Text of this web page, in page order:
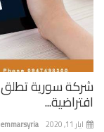
سورية تطلق
emmarsyria